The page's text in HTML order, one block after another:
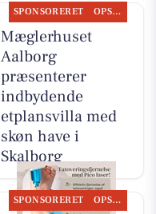
SPONSORERET OPSLAGSTAVLEN
Mæglerhuset
Aalborg
præsenterer
indbydende
etplansvilla med
skøn have i
Skalborg
SPONSORERET OPSLAGSTAVLEN